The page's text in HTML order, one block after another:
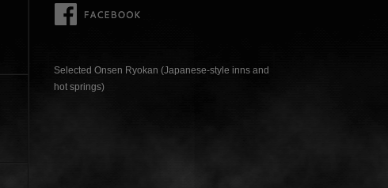
Selected Onsen Ryokan (Japanese-style inns and
hot springs)